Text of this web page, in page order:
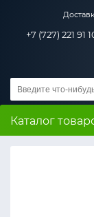
+7 (727) 221 91
Каталог